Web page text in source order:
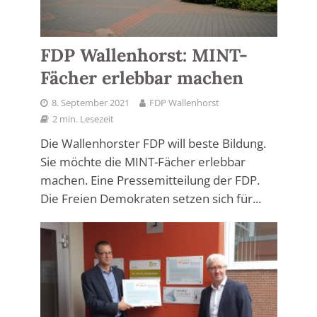
FDP Wallenhorst: MINT-
Fächer erlebbar machen
8. September 2021
FDP Wallenhorst
2 min. Lesezeit
Die Wallenhorster FDP will beste Bildung.
Sie möchte die MINT-Fächer erlebbar
machen. Eine Pressemitteilung der FDP.
Die Freien Demokraten setzen sich für...